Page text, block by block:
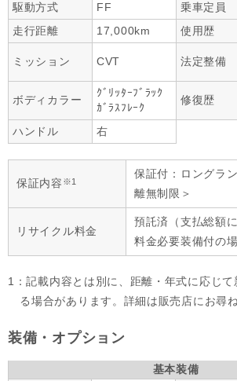
駆動方式
FF 乗車定員
走行距離
17,000km 使用歴
ミッション CVT 法定整備
ボディカラー
ｸﾞﾘｯﾀｰﾌﾞﾗｯｸ
ｶﾞﾗｽﾌﾚｰｸ
修復歴
ハンドル 右
保証内容 ※1
保証付：ロングラ
離無制限＞
リサイクル料金
預託済（支払総額
料金必要装備付の
1：記載内容とは別に、距離・年式に応じ
る場合があります。詳細は販売店にお尋
装備・オプション
基本装備